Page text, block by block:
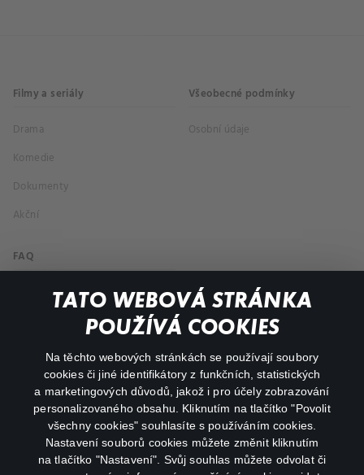
TATO WEBOVÁ STRÁNKA
POUŽÍVÁ COOKIES
Na těchto webových stránkách se používají soubory
cookies či jiné identifikátory z funkčních, statistických
a marketingových důvodů, jakož i pro účely zobrazování
personalizovaného obsahu. Kliknutím na tlačítko "Povolit
všechny cookies" souhlasíte s používáním cookies.
Nastavení souborů cookies můžete změnit kliknutím
na tlačítko "Nastavení". Svůj souhlas můžete odvolat či
Filmy a seriály
Drama
Komedie
Dokumenty
Akční
Všeobecné podmínky
Osobní údaje
FAQ
Můj účet
Důležité odkazy
facebookinstagram
youtube